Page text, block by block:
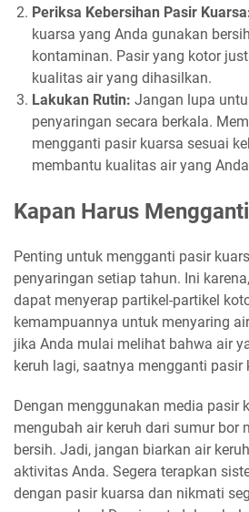
Periksa Kebersihan Pasir
kuarsa yang Anda gunakan
kontaminan. Pasir yang kotor
kualitas air yang dihasilkan.
Lakukan Rutin: Jangan lupa
penyaringan secara berkala.
mengganti pasir kuarsa sesuai
membantu kualitas air yang
Kapan Harus
Penting untuk mengganti pasir
penyaringan setiap tahun. Ini
dapat menyerap partikel-partikel
kemampuannya untuk menyaring
jika Anda mulai melihat bahwa air
keruh lagi, saatnya mengganti pasir
Dengan menggunakan media pasir
mengubah air keruh dari sumur bor
bersih. Jadi, jangan biarkan air
aktivitas Anda. Segera terapkan
dengan pasir kuarsa dan nikmati